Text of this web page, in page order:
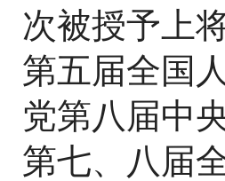
次被授予上
第五届全国
党第八届中
第七、八届